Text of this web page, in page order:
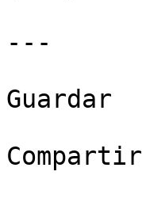
---
Guardar
Compartir